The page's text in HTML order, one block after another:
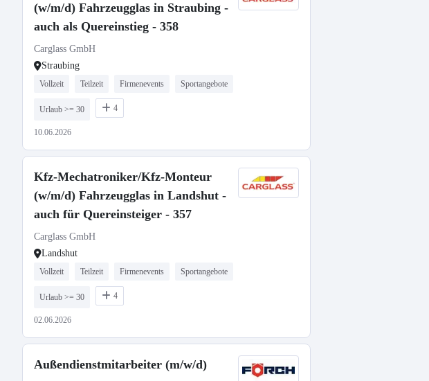
(w/m/d) Fahrzeugglas in Straubing -
auch als Quereinstieg - 358
Carglass GmbH
Straubing
Vollzeit Teilzeit Firmenevents Sportangebote
Urlaub >= 30 4
10.06.2026
Kfz-Mechatroniker/Kfz-Monteur
(w/m/d) Fahrzeugglas in Landshut -
auch für Quereinsteiger - 357
Carglass GmbH
Landshut
Vollzeit Teilzeit Firmenevents Sportangebote
Urlaub >= 30 4
02.06.2026
Außendienstmitarbeiter (m/w/d)